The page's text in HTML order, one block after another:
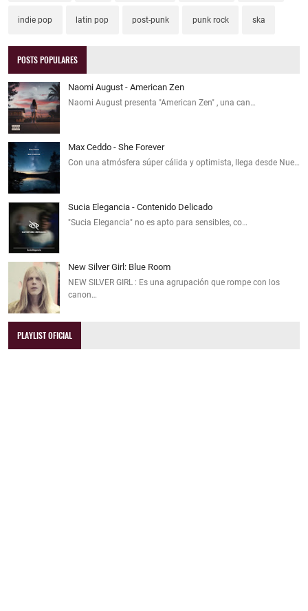
indie pop latin pop post-punk punk rock ska
POSTS POPULARES
Naomi August - American Zen
Naomi August presenta "American Zen" , una can…
Max Ceddo - She Forever
Con una atmósfera súper cálida y optimista, llega desde Nue…
Sucia Elegancia - Contenido Delicado
"Sucia Elegancia" no es apto para sensibles, co…
New Silver Girl: Blue Room
NEW SILVER GIRL : Es una agrupación que rompe con los
canon…
PLAYLIST OFICIAL